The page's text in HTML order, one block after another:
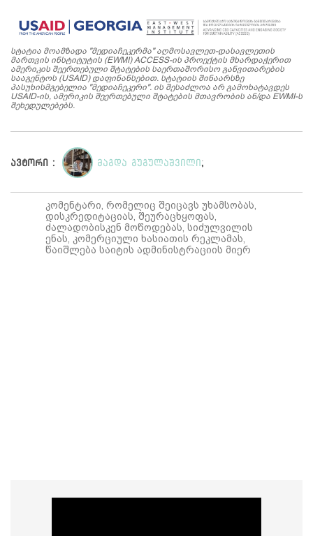
სტატია მოამზადა "მედიაჩეკერმა" აღმოსავლეთ-დასავლეთის
მართვის ინსტიტუტის (EWMI) ACCESS-ის პროექტის მხარდაჭერით
ამერიკის შეერთებული შტატების საერთაშორისო განვითარების
სააგენტოს (USAID) დაფინანსებით. სტატიის შინაარსზე
პასუხისმგებელია "მედიაჩეკერი". ის შესაძლოა არ გამოხატავდეს
USAID-ის, ამერიკის შეერთებული შტატების მთავრობის ან/და EWMI-ს
შეხედულებებს.
ავტორი : მაგდა გუგულაშვილი ;
კომენტარი, რომელიც შეიცავს უხამსობას,
დისკრედიტაციას, შეურაცხყოფას,
ძალადობისკენ მოწოდებას, სიძულვილის
ენას, კომერციული ხასიათის რეკლამას,
წაიშლება საიტის ადმინისტრაციის მიერ